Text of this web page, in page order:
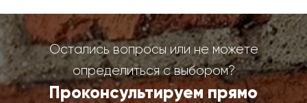
Остались вопросы или не можете
определиться с выбором?
Проконсультируем прямо